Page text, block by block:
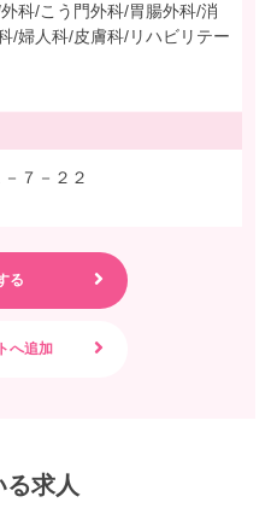
科/こう門外科/胃腸外科/消
/婦人科/皮膚科/リハビリテー
７－２２
求人